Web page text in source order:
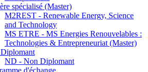
spécialisé (Master)
M2REST - Renewable Energy, Science
and Technology
MS ETRE - MS Energies Renouvelables :
Technologies & Entrepreneuriat (Master)
ND - Non Diplomant
d'échange